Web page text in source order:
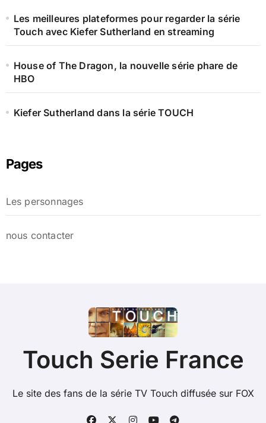
Les meilleures plateformes pour regarder la série
Touch avec Kiefer Sutherland en streaming
House of The Dragon, la nouvelle série phare de
HBO
Kiefer Sutherland dans la série TOUCH
Pages
Les personnages
nous contacter
Touch Serie France
Le site des fans de la série TV Touch diffusée sur FOX